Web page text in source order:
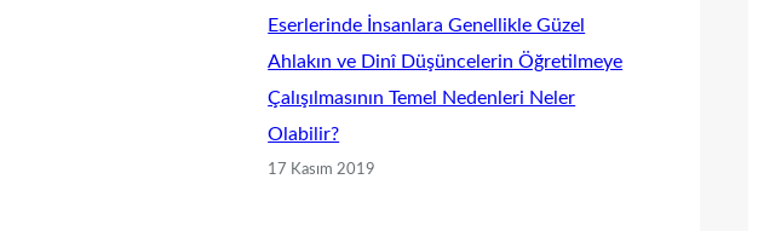
Eserlerinde İnsanlara Genellikle Güzel
Ahlakın ve Dinî Düşüncelerin Öğretilmeye
Çalışılmasının Temel Nedenleri Neler
Olabilir?
17 Kasım 2019